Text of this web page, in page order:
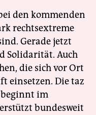
den kommenden
rechtsextreme
Gerade jetzt
Solidarität. Auch
die sich vor Ort
einsetzen. Die taz
im
bundesweit